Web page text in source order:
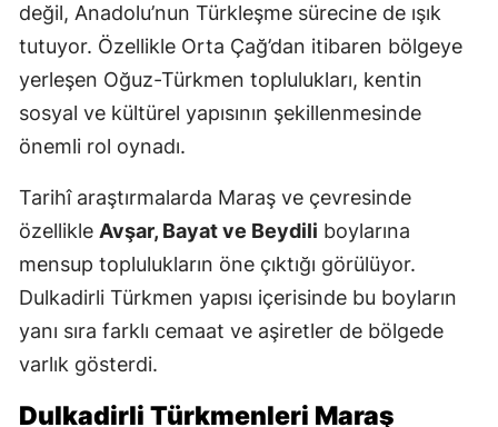
değil, Anadolu’nun Türkleşme sürecine de ışık
tutuyor. Özellikle Orta Çağ’dan itibaren bölgeye
yerleşen Oğuz-Türkmen toplulukları, kentin
sosyal ve kültürel yapısının şekillenmesinde
önemli rol oynadı.
Tarihî araştırmalarda Maraş ve çevresinde
özellikle Avşar, Bayat ve Beydili boylarına
mensup toplulukların öne çıktığı görülüyor.
Dulkadirli Türkmen yapısı içerisinde bu boyların
yanı sıra farklı cemaat ve aşiretler de bölgede
varlık gösterdi.
Dulkadirli Türkmenleri Maraş